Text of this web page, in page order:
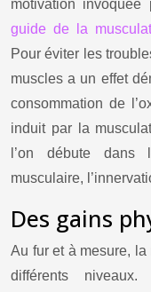
motivation invoquée
guide de la
Pour éviter les
muscles a un effet
consommation de
induit par la
l’on débute dans
musculaire,
Des gains
Au fur et à mesure,
différents